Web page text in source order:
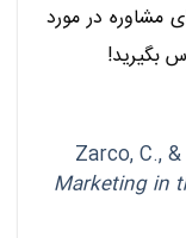
مشاوره در مورد
بگیرید!
Zarco, C.,
Marketing in